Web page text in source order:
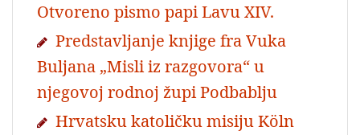
Otvoreno pismo papi Lavu XIV.
Predstavljanje knjige fra Vuka
Buljana „Misli iz razgovora“ u
njegovoj rodnoj župi Podbablju
Hrvatsku katoličku misiju Köln